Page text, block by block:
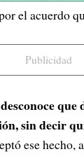
el acuerdo
Publicidad
sin decir
ese hecho,